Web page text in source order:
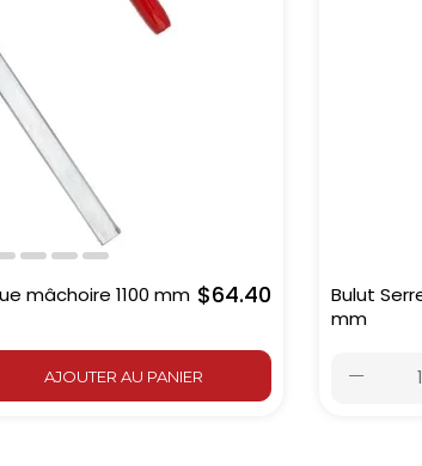
mâchoire 1100 mm $64.40
AJOUTER AU PANIER
Bulut
mm